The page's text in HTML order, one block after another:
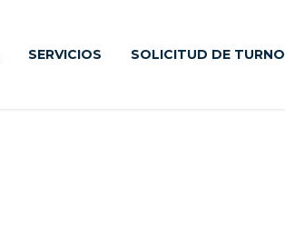
SERVICIOS SOLICITUD DE TURNO